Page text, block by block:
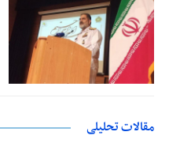
مقالات تحلیلی